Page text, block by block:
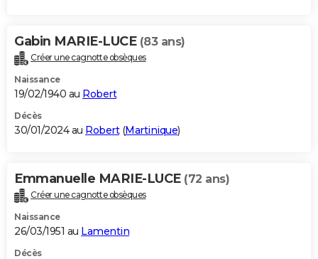
Gabin MARIE-LUCE (83 ans)
Créer une cagnotte obsèques
Naissance
19/02/1940 au Robert
Décès
30/01/2024 au Robert(Martinique)
Emmanuelle MARIE-LUCE (72 ans)
Créer une cagnotte obsèques
Naissance
26/03/1951 au Lamentin
Décès